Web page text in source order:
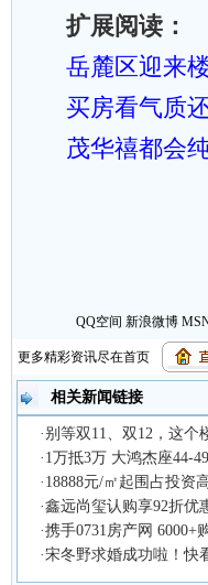
扩展阅读：
岳麓区迎来
买房看气质
茂华禧都会
QQ空间 新浪微博
更多精彩资讯尽在首页
【 复制链接】【打印页面
相关新闻链接
·别等双11、双12，这个
·1万抵3万 大鸿杰座44-
·18888元/㎡起围占投资
·鑫远尚玺认购享92折优
·携手0731房产网
·宋冬野求婚成功啦！快